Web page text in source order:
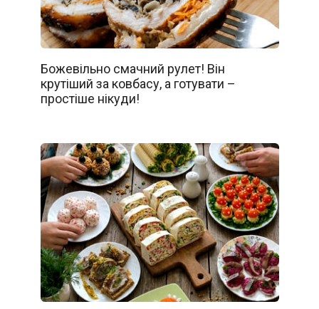
Божевільно смачний рулет! Він
крутіший за ковбасу, а готувати –
простіше нікуди!